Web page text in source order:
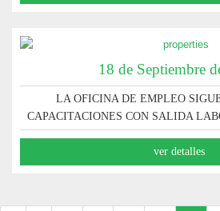
18 de Septiembre
LA OFICINA DE EMPLEO
CAPACITACIONES CON SALIDA
ver detalles